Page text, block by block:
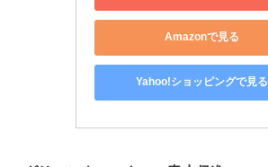
Amazonで見る
Yahoo!ショッピングで見る